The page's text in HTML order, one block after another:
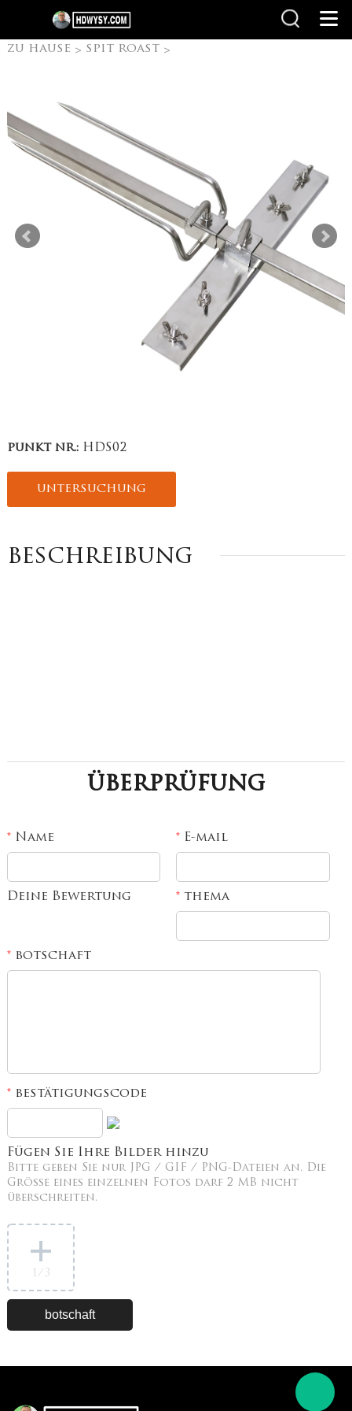
zu hause > spit roast >
punkt nr.:HDS02
untersuchung
beschreibung
überprüfung
*Name *E-mail
Deine Bewertung *thema
*botschaft
*bestätigungscode
Fügen Sie Ihre Bilder hinzu
Bitte geben Sie nur JPG / GIF / PNG-Dateien an. Die
Größe eines einzelnen Fotos darf 2 MB nicht
überschreiten.
1 /3